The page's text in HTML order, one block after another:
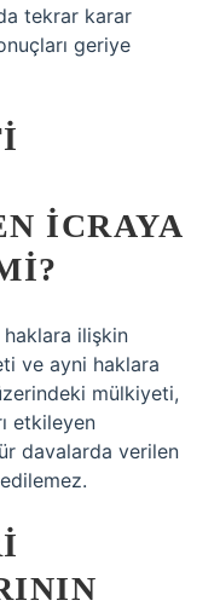
tekrar karar
geriye
ICRAYA
haklara ilişkin
ve ayni haklara
mülkiyeti,
etkileyen
davalarda verilen